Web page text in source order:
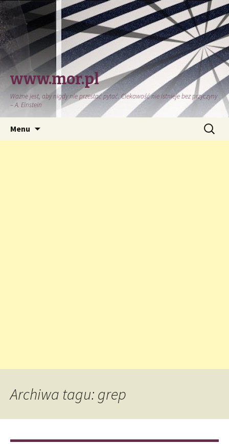
www.mor.pl
Ważne jest, aby nigdy nie przestać pytać. Ciekawość nie istnieje bez przyczyny
– A. Einstein
Menu Szukaj:
Archiwa tagu: grep